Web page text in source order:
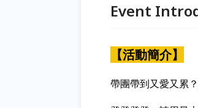
Event
【活動簡介】
帶團帶到又愛又累